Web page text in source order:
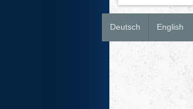
Deutsch English